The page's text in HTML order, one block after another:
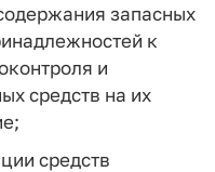
запасных
к
и
средств на их
средств